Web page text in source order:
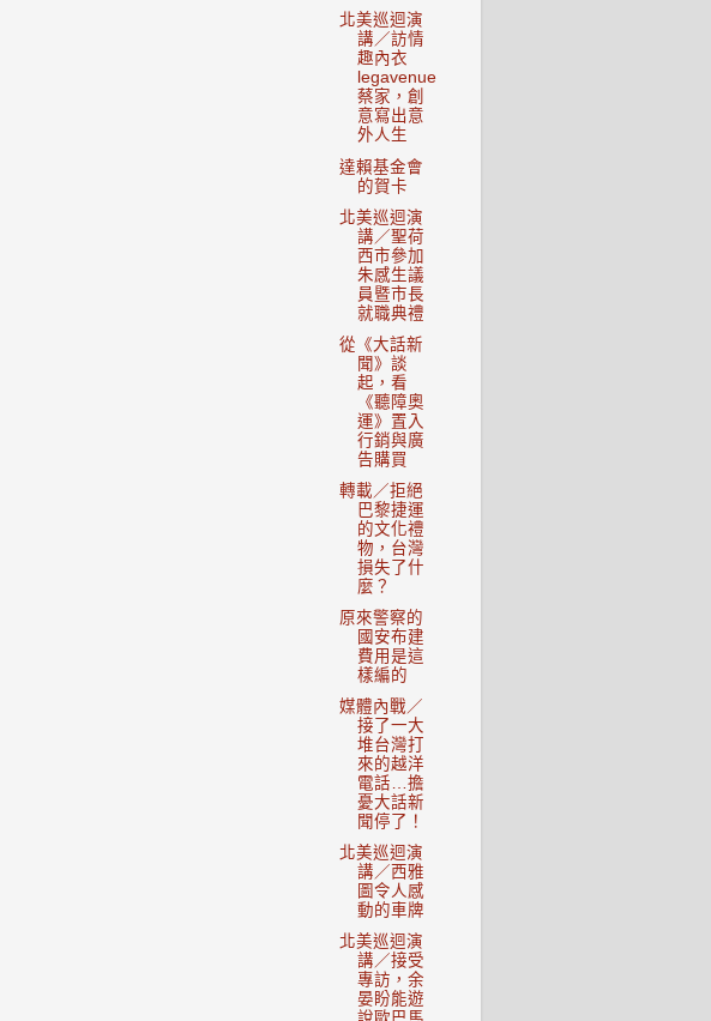
北美巡迴演
講／訪情
趣內衣
legavenue
蔡家，創
意寫出意
外人生
達賴基金會
的賀卡
北美巡迴演
講／聖荷
西市參加
朱感生議
員暨市長
就職典禮
從《大話新
聞》談
起，看
《聽障奧
運》置入
行銷與廣
告購買
轉載／拒絕
巴黎捷運
的文化禮
物，台灣
損失了什
麼？
原來警察的
國安布建
費用是這
樣編的
媒體內戰／
接了一大
堆台灣打
來的越洋
電話…擔
憂大話新
聞停了！
北美巡迴演
講／西雅
圖令人感
動的車牌
北美巡迴演
講／接受
專訪，余
晏盼能遊